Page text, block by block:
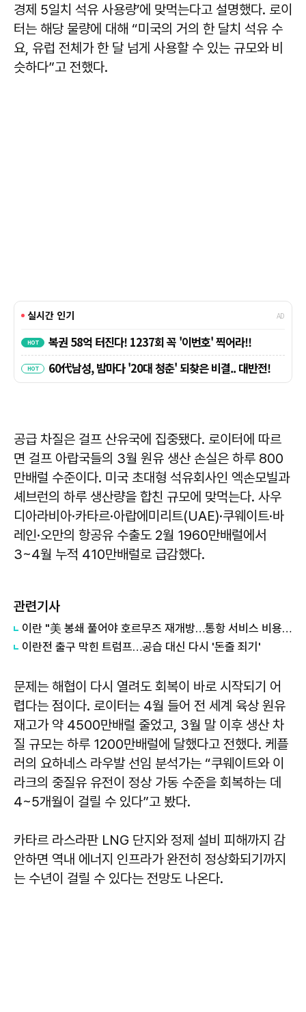
경제 5일치 석유 사용량’에 맞먹는다고 설명했다. 로이
터는 해당 물량에 대해 “미국의 거의 한 달치 석유 수
요, 유럽 전체가 한 달 넘게 사용할 수 있는 규모와 비
슷하다”고 전했다.
공급 차질은 걸프 산유국에 집중됐다. 로이터에 따르
면 걸프 아랍국들의 3월 원유 생산 손실은 하루 800
만배럴 수준이다. 미국 초대형 석유회사인 엑손모빌과
셰브런의 하루 생산량을 합친 규모에 맞먹는다. 사우
디아라비아·카타르·아랍에미리트(UAE)·쿠웨이트·바
레인·오만의 항공유 수출도 2월 1960만배럴에서
3~4월 누적 410만배럴로 급감했다.
관련기사
이란 "美 봉쇄 풀어야 호르무즈 재개방…통항 서비스 비용 받을 수도"
이란전 출구 막힌 트럼프…공습 대신 다시 '돈줄 죄기'
문제는 해협이 다시 열려도 회복이 바로 시작되기 어
렵다는 점이다. 로이터는 4월 들어 전 세계 육상 원유
재고가 약 4500만배럴 줄었고, 3월 말 이후 생산 차
질 규모는 하루 1200만배럴에 달했다고 전했다. 케플
러의 요하네스 라우발 선임 분석가는 “쿠웨이트와 이
라크의 중질유 유전이 정상 가동 수준을 회복하는 데
4~5개월이 걸릴 수 있다”고 봤다.
카타르 라스라판 LNG 단지와 정제 설비 피해까지 감
안하면 역내 에너지 인프라가 완전히 정상화되기까지
는 수년이 걸릴 수 있다는 전망도 나온다.